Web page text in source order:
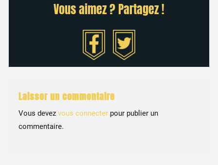
Vous aimez ? Partagez !
Laisser un commentaire
Vous devez vous connecterpour publier un
commentaire.